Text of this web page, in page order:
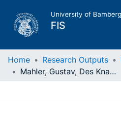
University of Bamberg
FIS
Home
Home Research Outputs
Mahler, Gustav, Des Knaben Wunderhorn : sieben Lieder für Singstimme und Orchester / Gustav Mahler. Instrumentiert von Wolfgang Kurz. Edition Birgit Kurz : Würzburg, 2005